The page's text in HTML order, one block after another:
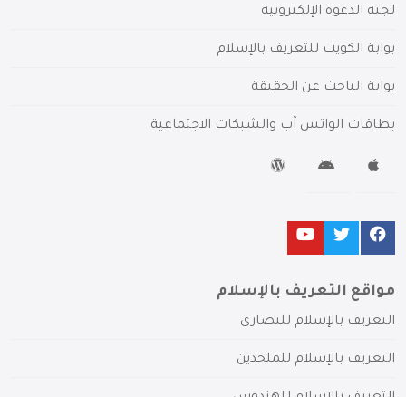
لجنة الدعوة الإلكترونية
بوابة الكويت للتعريف بالإسلام
بوابة الباحث عن الحقيقة
بطاقات الواتس آب والشبكات الاجتماعية
مواقع التعريف بالإسلام
التعريف بالإسلام للنصارى
التعريف بالإسلام للملحدين